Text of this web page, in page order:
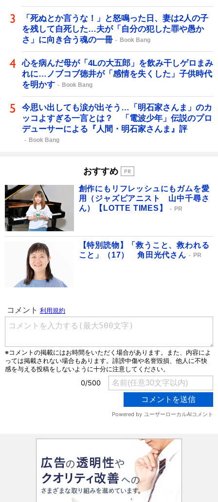
「死ぬとか言うな！」と怒鳴った日、妻は2人の子
を残して自死した…夫が「自分の犯した罪や愚か
さ」に向き合う魂の一冊
Book Bang
心を病んだ母が「4Lの大五郎」を飲み干しゲロまみ
れに…ノブコブ徳井が「感情を失くした」子供時代
を明かす
Book Bang
今思い出しても涙が出そう…「明石家さんま」のカ
ッコよすぎる一言とは？ 「電波少年」伝説のプロ
デューサーによる『人間・明石家さんま』評
Book Bang
おすすめ
創作にもリフレッシュにもガムを愛
用（ジャズピアニスト 山中千尋さ
ん）【LOTTE TIMES】
PR
【特別読物】「救うこと、救われる
こと」（17） 角田光代さん
PR